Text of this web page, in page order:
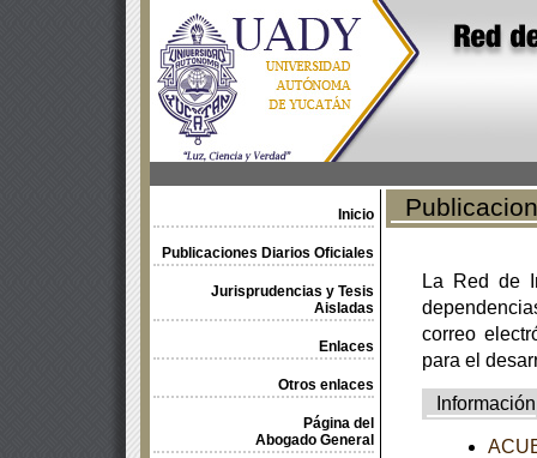
Inicio
Publicaciones Diarios Oficiales
Jurisprudencias y Tesis
Aisladas
Enlaces
Otros enlaces
Página del
Abogado General
La Red de
correo
para el
Información